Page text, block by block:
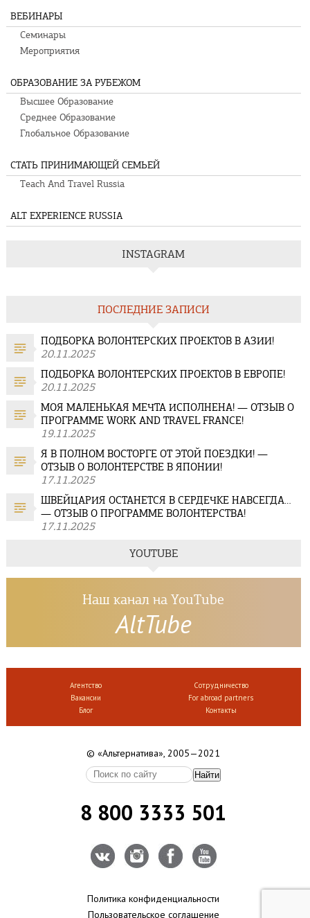
ВЕБИНАРЫ
Семинары
Мероприятия
ОБРАЗОВАНИЕ ЗА РУБЕЖОМ
Высшее Образование
Среднее Образование
Глобальное Образование
СТАТЬ ПРИНИМАЮЩЕЙ СЕМЬЕЙ
Teach And Travel Russia
ALT EXPERIENCE RUSSIA
INSTAGRAM
ПОСЛЕДНИЕ ЗАПИСИ
ПОДБОРКА ВОЛОНТЕРСКИХ ПРОЕКТОВ В АЗИИ!
20.11.2025
ПОДБОРКА ВОЛОНТЕРСКИХ ПРОЕКТОВ В ЕВРОПЕ!
20.11.2025
МОЯ МАЛЕНЬКАЯ МЕЧТА ИСПОЛНЕНА! — ОТЗЫВ О
ПРОГРАММЕ WORK AND TRAVEL FRANCE!
19.11.2025
Я В ПОЛНОМ ВОСТОРГЕ ОТ ЭТОЙ ПОЕЗДКИ! —
ОТЗЫВ О ВОЛОНТЕРСТВЕ В ЯПОНИИ!
17.11.2025
ШВЕЙЦАРИЯ ОСТАНЕТСЯ В СЕРДЕЧКЕ НАВСЕГДА…
— ОТЗЫВ О ПРОГРАММЕ ВОЛОНТЕРСТВА!
17.11.2025
YOUTUBE
Наш канал на YouTube
AltTube
Агентство
Сотрудничество
Вакансии
For abroad partners
Блог
Контакты
© «Альтернатива», 2005—2021
8 800 3333 501
Политика конфиденциальности
Пользовательское соглашение